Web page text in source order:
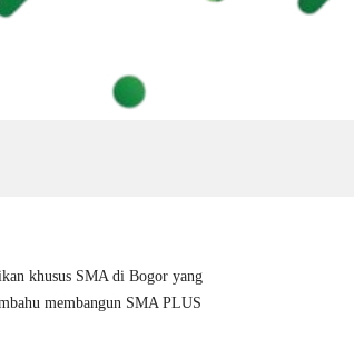
khusus SMA di Bogor yang
membangun SMA PLUS